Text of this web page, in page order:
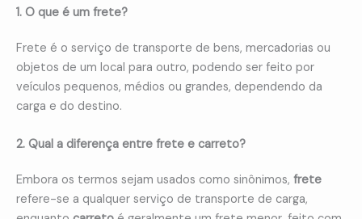
1. O que é um frete?
Frete é o serviço de transporte de bens, mercadorias ou
objetos de um local para outro, podendo ser feito por
veículos pequenos, médios ou grandes, dependendo da
carga e do destino.
2. Qual a diferença entre frete e carreto?
Embora os termos sejam usados como sinônimos, frete
refere-se a qualquer serviço de transporte de carga,